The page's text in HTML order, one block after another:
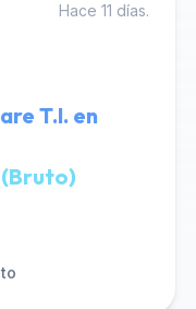
Hace 11 días.
T.I. en